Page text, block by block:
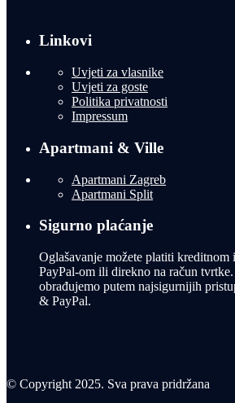
Linkovi
Uvjeti za vlasnike
Uvjeti za goste
Politika privatnosti
Impressum
Apartmani & Ville
Apartmani Zagreb
Apartmani Split
Sigurno plaćanje
Oglašavanje možete platiti
PayPal-om ili direkno na račun
obrađujemo putem najsigurnijih
& PayPal.
© Copyright 2025. Sva prava pridržana